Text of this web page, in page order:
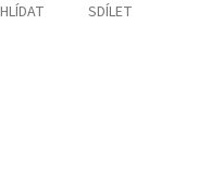
HLÍDAT SDÍLET